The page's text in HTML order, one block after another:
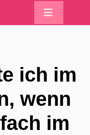
ich im
wenn
im